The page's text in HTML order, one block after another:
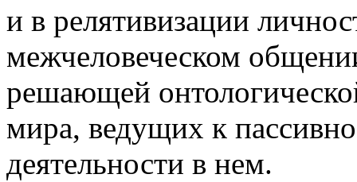
и в релятивизации
межчеловеческом
решающей
мира, ведущих к
деятельности в нем.